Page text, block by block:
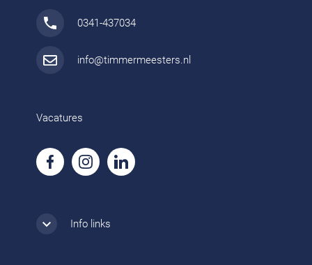
0341-437034
info@timmermeesters.nl
Vacatures
Info links